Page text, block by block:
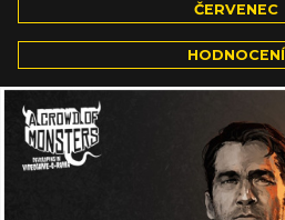
ČERVENEC
HODNOCENÍ